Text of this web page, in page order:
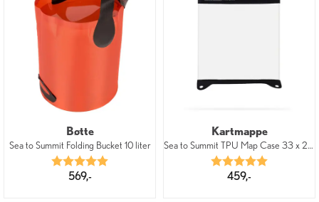
Bøtte
Sea to Summit Folding Bucket 10 liter
Karakter:
569,-
Kartmappe
Sea to Summit TPU Map Case 33 x 28 cm
Karakter:
459,-